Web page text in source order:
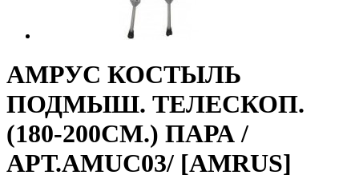
АМРУС КОСТЫЛЬ
ПОДМЫШ. ТЕЛЕСКОП.
(180-200СМ.) ПАРА /
АРТ.AMUC03/ [AMRUS]